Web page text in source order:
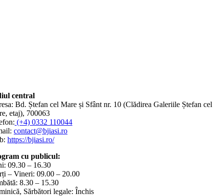
central
Bd. Ștefan cel Mare și Sfânt nr. 10 (Clădirea Galeriile Ștefan cel
etaj), 700063
(+4) 0332 110044
contact@bjiasi.ro
https://bjiasi.ro/
cu publicul:
09.30 – 16.30
– Vineri: 09.00 – 20.00
8.30 – 15.30
Sărbători legale: Închis